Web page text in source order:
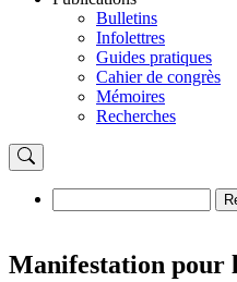
Bulletins
Infolettres
Guides pratiques
Cahier de congrès
Mémoires
Recherches
Manifestation pour